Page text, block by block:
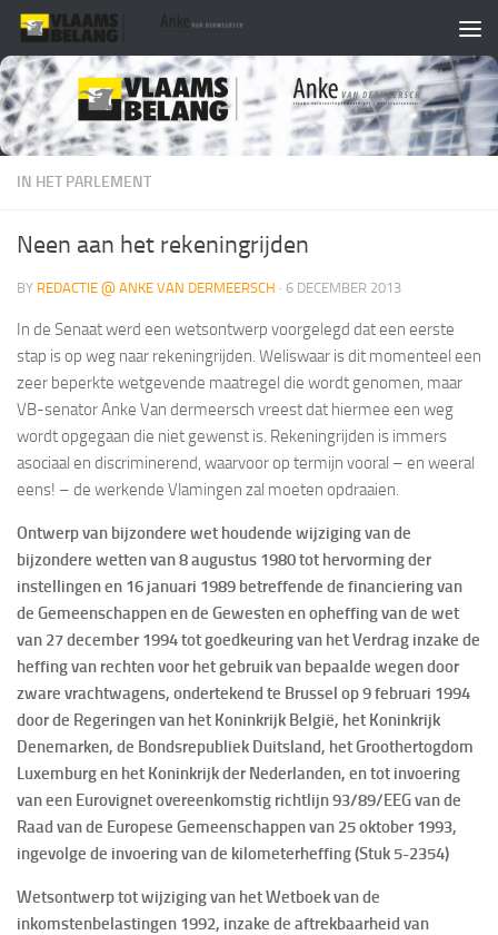
Skip to content
IN HET PARLEMENT
Neen aan het rekeningrijden
BY REDACTIE @ ANKE VAN DERMEERSCH · 6 DECEMBER 2013
In de Senaat werd een wetsontwerp voorgelegd dat een eerste
stap is op weg naar rekeningrijden. Weliswaar is dit momenteel een
zeer beperkte wetgevende maatregel die wordt genomen, maar
VB-senator Anke Van dermeersch vreest dat hiermee een weg
wordt opgegaan die niet gewenst is. Rekeningrijden is immers
asociaal en discriminerend, waarvoor op termijn vooral – en weeral
eens! – de werkende Vlamingen zal moeten opdraaien.
Ontwerp van bijzondere wet houdende wijziging van de
bijzondere wetten van 8 augustus 1980 tot hervorming der
instellingen en 16 januari 1989 betreffende de financiering van
de Gemeenschappen en de Gewesten en opheffing van de wet
van 27 december 1994 tot goedkeuring van het Verdrag inzake de
heffing van rechten voor het gebruik van bepaalde wegen door
zware vrachtwagens, ondertekend te Brussel op 9 februari 1994
door de Regeringen van het Koninkrijk België, het Koninkrijk
Denemarken, de Bondsrepubliek Duitsland, het Groothertogdom
Luxemburg en het Koninkrijk der Nederlanden, en tot invoering
van een Eurovignet overeenkomstig richtlijn 93/89/EEG van de
Raad van de Europese Gemeenschappen van 25 oktober 1993,
ingevolge de invoering van de kilometerheffing (Stuk 5-2354)
Wetsontwerp tot wijziging van het Wetboek van de
inkomstenbelastingen 1992, inzake de aftrekbaarheid van